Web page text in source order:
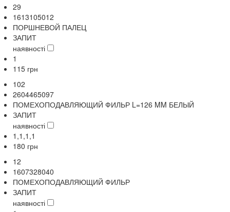
29
1613105012
ПОРШНЕВОЙ ПАЛЕЦ
ЗАПИТ
наявності
1
115 грн
102
2604465097
ПОМЕХОПОДАВЛЯЮЩИЙ ФИЛЬР L=126 MM БЕЛЫЙ
ЗАПИТ
наявності
1,1,1,1
180 грн
12
1607328040
ПОМЕХОПОДАВЛЯЮЩИЙ ФИЛЬР
ЗАПИТ
наявності